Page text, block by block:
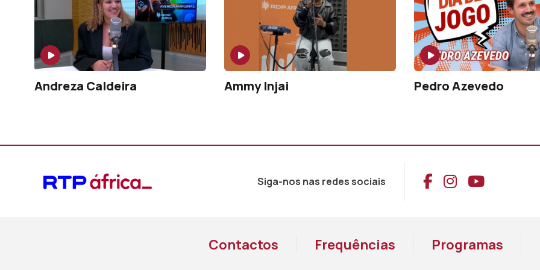
Andreza Caldeira Ammy Injai Pedro Azevedo
Siga-nos nas redes sociais Aceder ao
Aceder ao
Aceder
Contactos Frequências Programas